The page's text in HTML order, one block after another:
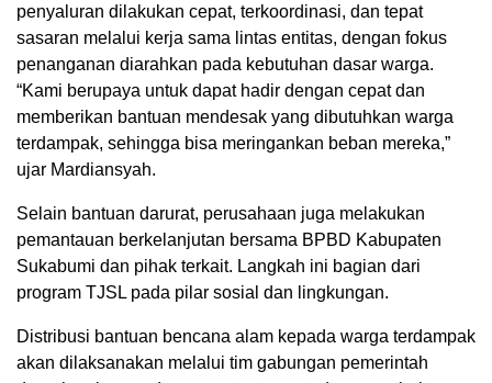
penyaluran dilakukan cepat, terkoordinasi, dan tepat
sasaran melalui kerja sama lintas entitas, dengan fokus
penanganan diarahkan pada kebutuhan dasar warga.
“Kami berupaya untuk dapat hadir dengan cepat dan
memberikan bantuan mendesak yang dibutuhkan warga
terdampak, sehingga bisa meringankan beban mereka,”
ujar Mardiansyah.
Selain bantuan darurat, perusahaan juga melakukan
pemantauan berkelanjutan bersama BPBD Kabupaten
Sukabumi dan pihak terkait. Langkah ini bagian dari
program TJSL pada pilar sosial dan lingkungan.
Distribusi bantuan bencana alam kepada warga terdampak
akan dilaksanakan melalui tim gabungan pemerintah